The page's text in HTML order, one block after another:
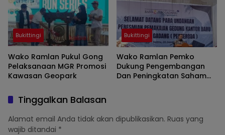
Bukittingi
Wako Ramlan Pukul Gong
Pelaksanaan MGR Promosi
Kawasan Geopark
Bukittingi
Wako Ramlan Pemko
Dukung Pengembangan
Dan Peningkatan Saham
Tinggalkan Balasan
Alamat email Anda tidak akan dipublikasikan. Ruas yang
wajib ditandai *